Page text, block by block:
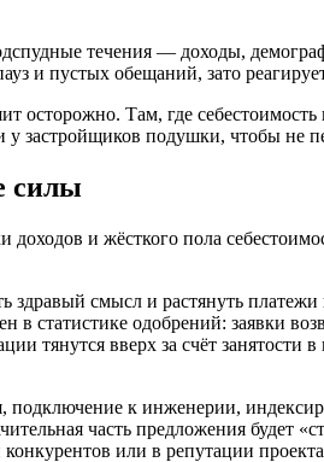
течения — доходы,
и пустых обещаний, зато
Там, где
застройщиков подушки, чтобы не
силы
доходов и жёсткого пола
смысл и растянуть
в статистике одобрений: заявки
тянутся вверх за счёт занятости
подключение к инженерии,
часть предложения будет
или в репутации